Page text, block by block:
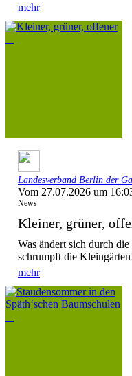
mehr
Landesverband Berlin der
Vom 27.07.2026 um
News
Kleiner, grüner,
Was ändert sich durch
schrumpft die
mehr